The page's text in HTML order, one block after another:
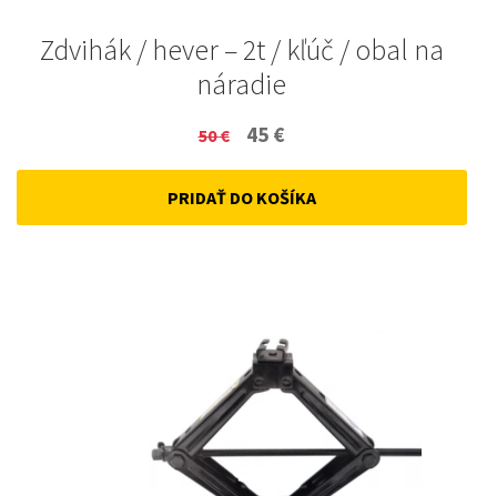
Zdvihák / hever – 2t / kľúč / obal na
náradie
50€
Original
price
was:
45 €
price
is:
PRIDAŤ DO KOŠÍKA